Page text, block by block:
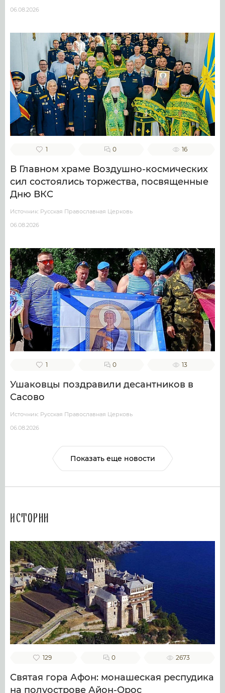
06.08.2026
1 0 16
В Главном храме Воздушно-космических
сил состоялись торжества, посвященные
Дню ВКС
Источник: Русская Православная Церковь
06.08.2026
1 0 13
Ушаковцы поздравили десантников в
Сасово
Источник: Русская Православная Церковь
06.08.2026
Показать еще новости
Истории
129 0 2673
Святая гора Афон: монашеская респудика
на полуострове Айон-Орос